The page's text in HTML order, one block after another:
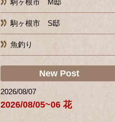
駒ヶ根市 M邸
駒ヶ根市 S邸
魚釣り
New Post
2026/08/07
2026/08/05~06 花